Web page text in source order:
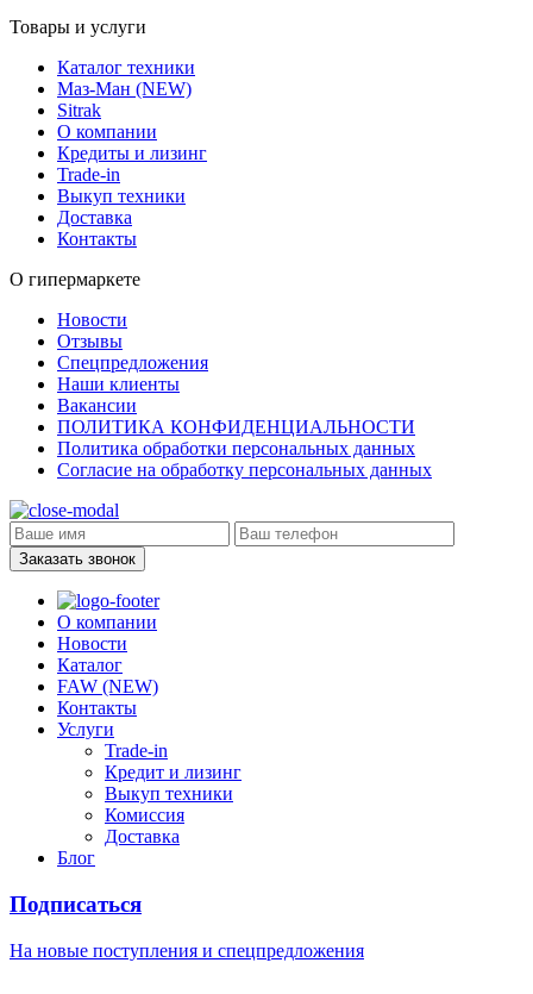
Товары и услуги
Каталог техники
Маз-Ман (NEW)
Sitrak
О компании
Кредиты и лизинг
Trade-in
Выкуп техники
Доставка
Контакты
О гипермаркете
Новости
Отзывы
Спецпредложения
Наши клиенты
Вакансии
ПОЛИТИКА КОНФИДЕНЦИАЛЬНОСТИ
Политика обработки персональных данных
Согласие на обработку персональных данных
Заказать звонок
О компании
Новости
Каталог
FAW (NEW)
Контакты
Услуги
Trade-in
Кредит и лизинг
Выкуп техники
Комиссия
Доставка
Блог
Подписаться
На новые поступления и спецпредложения